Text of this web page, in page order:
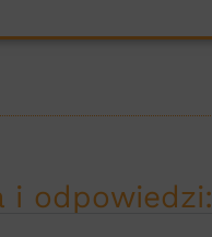
i odpowiedzi: